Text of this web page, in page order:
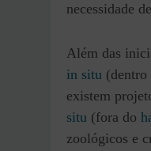
necessidade
Além das
in situ (dentro
existem
situ (fora do
zoológicos e